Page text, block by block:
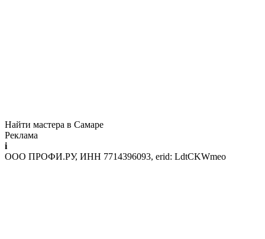
Найти мастера в Самаре
Реклама
i
ООО ПРОФИ.РУ, ИНН 7714396093, erid: LdtCKWmeo